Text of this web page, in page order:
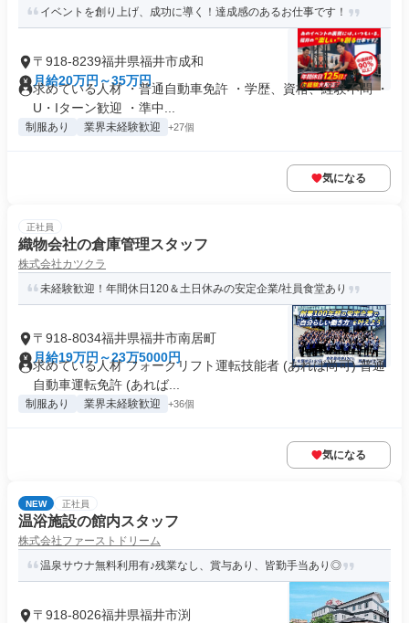
イベントを創り上げ、成功に導く！達成感のあるお仕事です！
〒918-8239福井県福井市成和
月給20万円～35万円
求めている人材 ・普通自動車免許 ・学歴、資格、経験不問 ・
U・Iターン歓迎 ・準中...
制服あり 業界未経験歓迎 +27個
気になる
正社員
織物会社の倉庫管理スタッフ
株式会社カツクラ
未経験歓迎！年間休日120＆土日休みの安定企業/社員食堂あり
〒918-8034福井県福井市南居町
月給19万円～23万5000円
求めている人材 フォークリフト運転技能者 (あれば尚可) 普通
自動車運転免許 (あれば...
制服あり 業界未経験歓迎 +36個
気になる
NEW 正社員
温浴施設の館内スタッフ
株式会社ファーストドリーム
温泉サウナ無料利用有♪残業なし、賞与あり、皆勤手当あり◎
〒918-8026福井県福井市渕